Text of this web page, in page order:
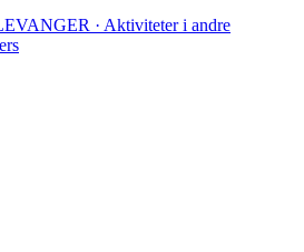
· Aktiviteter i andre